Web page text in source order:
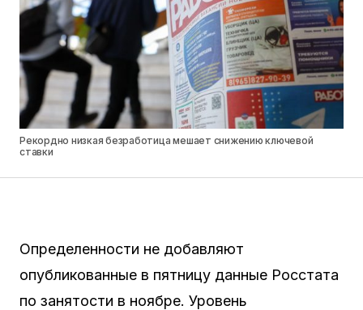
Рекордно низкая безработица мешает снижению ключевой
ставки
Определенности не добавляют
опубликованные в пятницу данные Росстата
по занятости в ноябре. Уровень